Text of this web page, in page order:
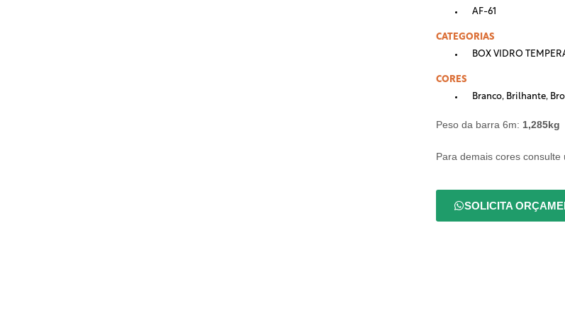
AF-61
CATEGORIAS
BOX VIDRO
CORES
Branco, Brilhante,
Peso da barra 6m: 1,285kg
Para demais cores consulte
SOLICITA